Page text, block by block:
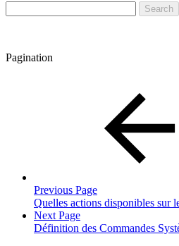
Pagination
Previous Page
Quelles actions disponibles sur
Next Page
Définition des Commandes